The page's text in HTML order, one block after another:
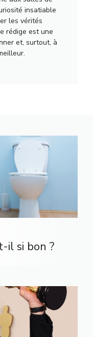
insatiable
les vérités
rédige est une
et, surtout, à
il si bon ?